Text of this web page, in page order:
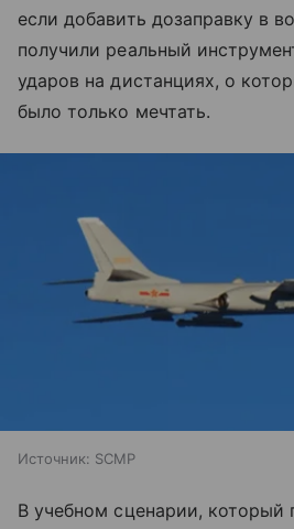
если добавить дозаправку в
получили реальный
ударов на дистанциях, о
было только мечтать.
Источник: SCMP
В учебном сценарии, который